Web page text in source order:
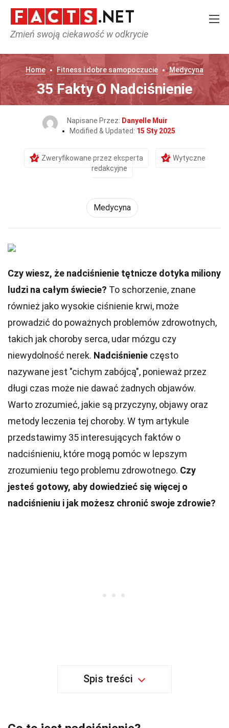
Zmień swoją ciekawość w odkrycie
Home Fitness i dobre samopoczucie Medycyna
35 Fakty O Nadciśnienie
Napisane Przez: Danyelle Muir
Modified & Updated: 15 Sty 2025
Zweryfikowane przez eksperta
Wytyczne
redakcyjne
Medycyna
Czy wiesz, że nadciśnienie tętnicze dotyka miliony
ludzi na całym świecie? To schorzenie, znane
również jako wysokie ciśnienie krwi, może
prowadzić do poważnych problemów zdrowotnych,
takich jak choroby serca, udar mózgu czy
niewydolność nerek. Nadciśnienie często
nazywane jest "cichym zabójcą", ponieważ przez
długi czas może nie dawać żadnych objawów.
Warto zrozumieć, jakie są przyczyny, objawy oraz
metody leczenia tej choroby. W tym artykule
przedstawimy 35 interesujących faktów o
nadciśnieniu, które mogą pomóc w lepszym
zrozumieniu tego problemu zdrowotnego. Czy
jesteś gotowy, aby dowiedzieć się więcej o
nadciśnieniu i jak możesz chronić swoje zdrowie?
Spis treści